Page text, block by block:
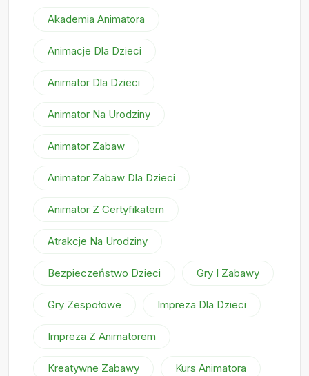
Akademia Animatora
Animacje Dla Dzieci
Animator Dla Dzieci
Animator Na Urodziny
Animator Zabaw
Animator Zabaw Dla Dzieci
Animator Z Certyfikatem
Atrakcje Na Urodziny
Bezpieczeństwo Dzieci Gry I Zabawy
Gry Zespołowe Impreza Dla Dzieci
Impreza Z Animatorem
Kreatywne Zabawy Kurs Animatora